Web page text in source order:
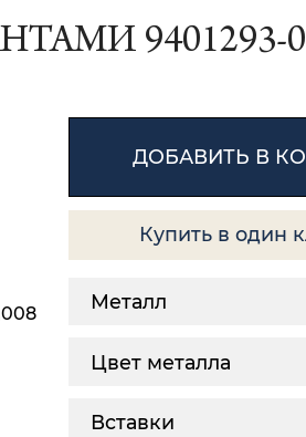
9401293-
ДОБАВИТЬ В
Купить в один
Металл
Цвет металла
Вставки